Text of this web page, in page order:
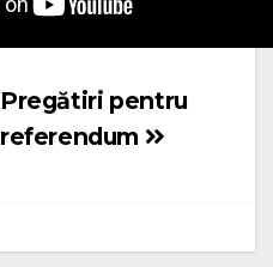
Pregătiri pentru
referendum